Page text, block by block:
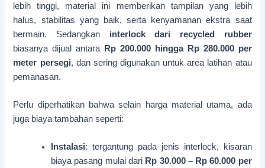
lebih tinggi, material ini memberikan tampilan yang lebih
halus, stabilitas yang baik, serta kenyamanan ekstra saat
bermain. Sedangkan interlock dari recycled rubber
biasanya dijual antara Rp 200.000 hingga Rp 280.000 per
meter persegi, dan sering digunakan untuk area latihan atau
pemanasan.
Perlu diperhatikan bahwa selain harga material utama, ada
juga biaya tambahan seperti:
Instalasi: tergantung pada jenis interlock, kisaran
biaya pasang mulai dari Rp 30.000 – Rp 60.000 per